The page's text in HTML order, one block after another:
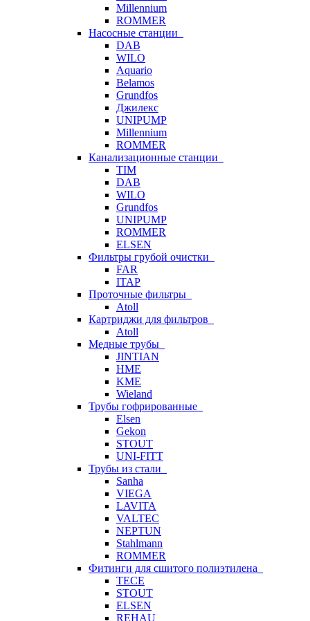
Millennium
ROMMER
Насосные станции
DAB
WILO
Aquario
Belamos
Grundfos
Джилекс
UNIPUMP
Millennium
ROMMER
Канализационные станции
TIM
DAB
WILO
Grundfos
UNIPUMP
ROMMER
ELSEN
Фильтры грубой очистки
FAR
ITAP
Проточные фильтры
Atoll
Картриджи для фильтров
Atoll
Медные трубы
JINTIAN
HME
KME
Wieland
Трубы гофрированные
Elsen
Gekon
STOUT
UNI-FITT
Трубы из стали
Sanha
VIEGA
LAVITA
VALTEC
NEPTUN
Stahlmann
ROMMER
Фитинги для сшитого полиэтилена
TECE
STOUT
ELSEN
REHAU